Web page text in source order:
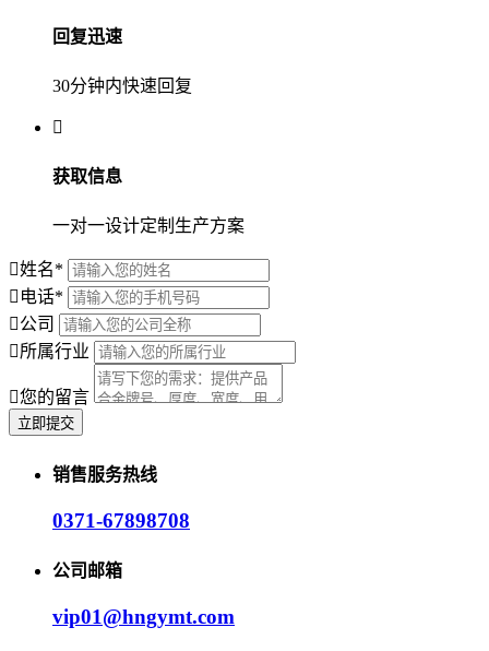
回复迅速
30分钟内快速回复
获取信息
一对一设计定制生产方案
姓名*
电话*
公司
所属行业
您的留言
销售服务热线
0371-67898708
公司邮箱
vip01@hngymt.com